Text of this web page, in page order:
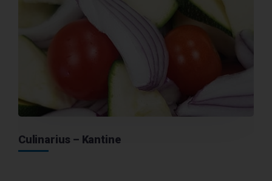
Culinarius – Kantine